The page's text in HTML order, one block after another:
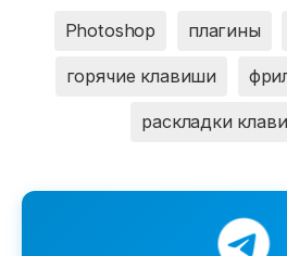
Photoshop плагины
горячие клавиши
раскладки